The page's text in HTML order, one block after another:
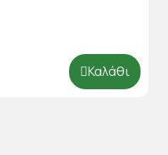
Καλάθι